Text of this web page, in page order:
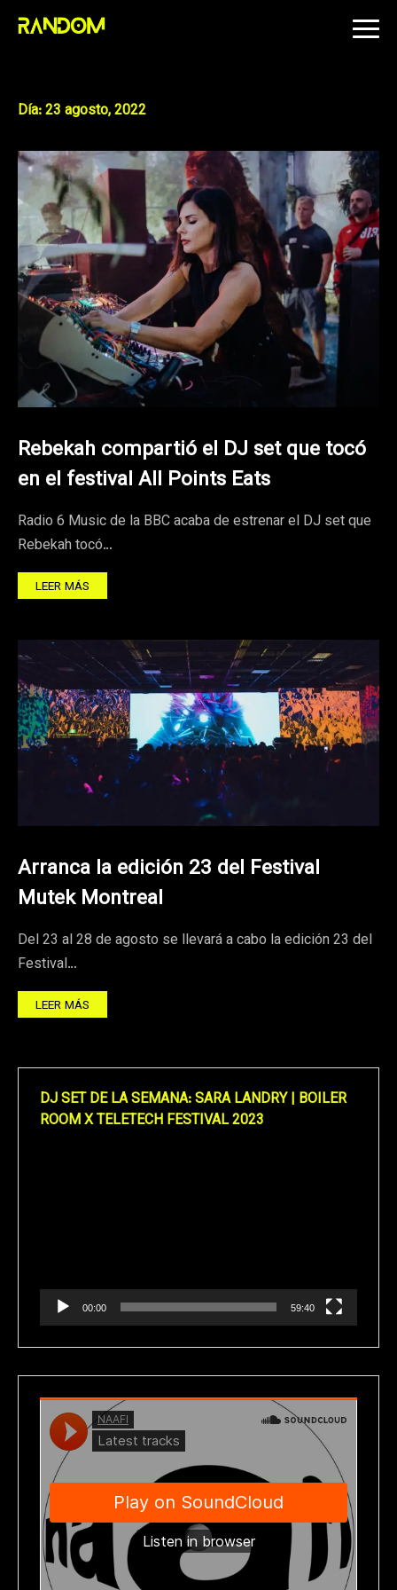
Skip
Día:23 agosto, 2022
Rebekah compartió el DJ set que tocó
en el festival All Points Eats
Radio 6 Music de la BBC acaba de estrenar el DJ set que
Rebekah tocó…
LEER MÁS
Arranca la edición 23 del Festival
Mutek Montreal
Del 23 al 28 de agosto se llevará a cabo la edición 23 del
Festival…
LEER MÁS
DJ SET DE LA SEMANA: SARA LANDRY | BOILER
ROOM X TELETECH FESTIVAL 2023
00:00 59:40